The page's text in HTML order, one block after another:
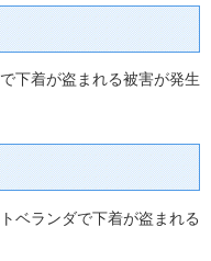
下着が盗まれる被害が発生
ベランダで下着が盗まれる